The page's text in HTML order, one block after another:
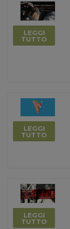
LEGGI
TUTTO
LEGGI
TUTTO
LEGGI
TUTTO